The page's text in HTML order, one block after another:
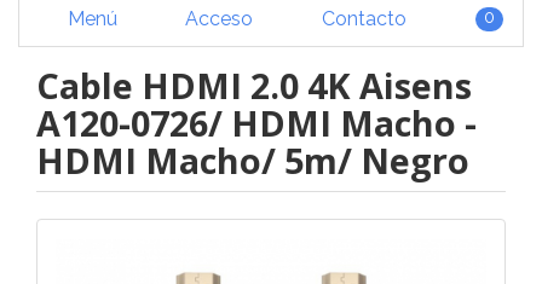
Menú Acceso Contacto 0
Cable HDMI 2.0 4K Aisens
A120-0726/ HDMI Macho -
HDMI Macho/ 5m/ Negro